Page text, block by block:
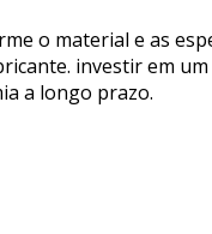
o material e as
investir em
a longo prazo.